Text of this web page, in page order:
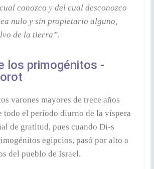
conozco y del cual desconozco
nulo y sin propietario alguno,
de la tierra”.
los primogénitos -
varones mayores de trece años
todo el período diurno de la víspera
de gratitud, pues cuando Di-s
egipcios, pasó por alto a
del pueblo de Israel.